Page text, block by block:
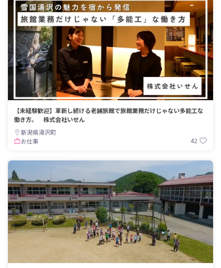
【未経験歓迎】革新し続ける老舗旅館で旅館業務だけじゃない多能工な
働き方。 株式会社いせん
新潟県湯沢町
お仕事
42